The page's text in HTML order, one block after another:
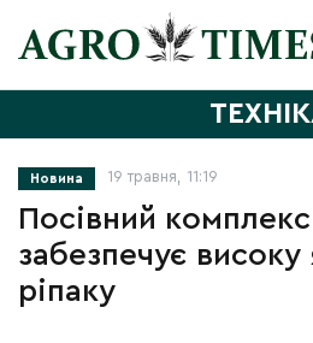
Новина 19 травня, 11:19
Посівний комплекс
забезпечує високу
ріпаку